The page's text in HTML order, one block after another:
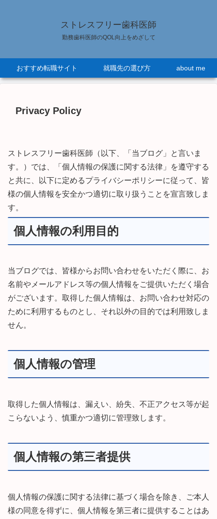
ストレスフリー歯科医師
勤務歯科医師のQOL向上をめざして
おすすめ転職サイト 就職先の選び方 about me
Privacy Policy
ストレスフリー歯科医師（以下、「当ブログ」と言いま
す。）では、「個人情報の保護に関する法律」を遵守する
と共に、以下に定めるプライバシーポリシーに従って、皆
様の個人情報を安全かつ適切に取り扱うことを宣言致しま
す。
個人情報の利用目的
当ブログでは、皆様からお問い合わせをいただく際に、お
名前やメールアドレス等の個人情報をご提供いただく場合
がございます。取得した個人情報は、お問い合わせ対応の
ために利用するものとし、それ以外の目的では利用致しま
せん。
個人情報の管理
取得した個人情報は、漏えい、紛失、不正アクセス等が起
こらないよう、慎重かつ適切に管理致します。
個人情報の第三者提供
個人情報の保護に関する法律に基づく場合を除き、ご本人
様の同意を得ずに、個人情報を第三者に提供することはあ